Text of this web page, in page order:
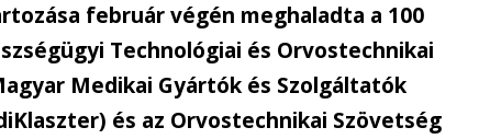
február végén meghaladta a 100
Technológiai és Orvostechnikai
Medikai Gyártók és Szolgáltatók
és az Orvostechnikai Szövetség